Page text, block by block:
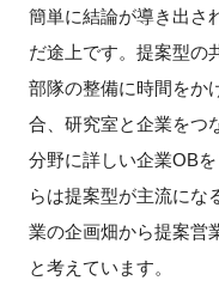
簡単に結論が導き出さ
だ途上です。提案型の
部隊の整備に時間をか
合、研究室と企業をつ
分野に詳しい企業OB
らは提案型が主流にな
業の企画畑から提案営
と考えています。